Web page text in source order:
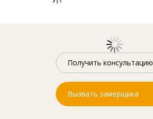
Получить консультацию
Вызвать замерщика